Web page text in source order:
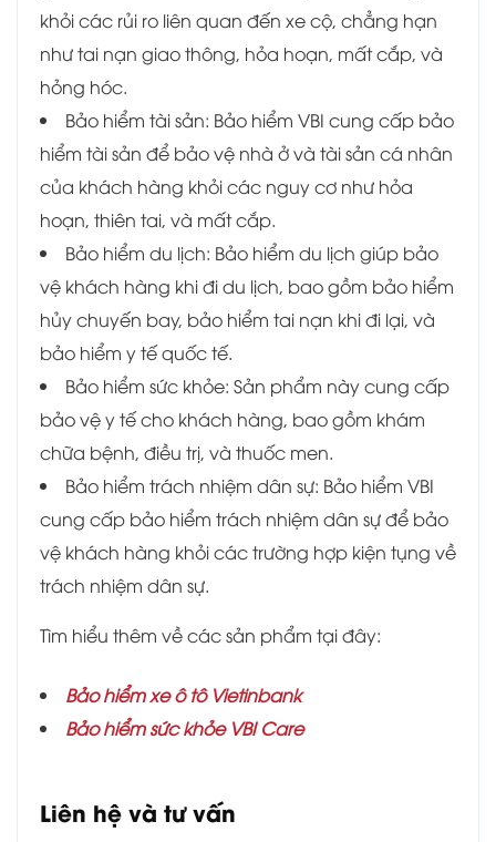
khỏi các rủi ro liên quan đến xe cộ, chẳng hạn
như tai nạn giao thông, hỏa hoạn, mất cắp, và
hỏng hóc.
Bảo hiểm tài sản: Bảo hiểm VBI cung cấp bảo
hiểm tài sản để bảo vệ nhà ở và tài sản cá nhân
của khách hàng khỏi các nguy cơ như hỏa
hoạn, thiên tai, và mất cắp.
Bảo hiểm du lịch: Bảo hiểm du lịch giúp bảo
vệ khách hàng khi đi du lịch, bao gồm bảo hiểm
hủy chuyến bay, bảo hiểm tai nạn khi đi lại, và
bảo hiểm y tế quốc tế.
Bảo hiểm sức khỏe: Sản phẩm này cung cấp
bảo vệ y tế cho khách hàng, bao gồm khám
chữa bệnh, điều trị, và thuốc men.
Bảo hiểm trách nhiệm dân sự: Bảo hiểm VBI
cung cấp bảo hiểm trách nhiệm dân sự để bảo
vệ khách hàng khỏi các trường hợp kiện tụng về
trách nhiệm dân sự.
Tìm hiểu thêm về các sản phẩm tại đây:
Bảo hiểm xe ô tô Vietinbank
Bảo hiểm sức khỏe VBI Care
Liên hệ và tư vấn